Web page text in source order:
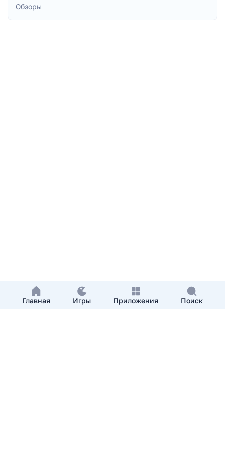
Главная Игры Приложения Поиск
Обзоры